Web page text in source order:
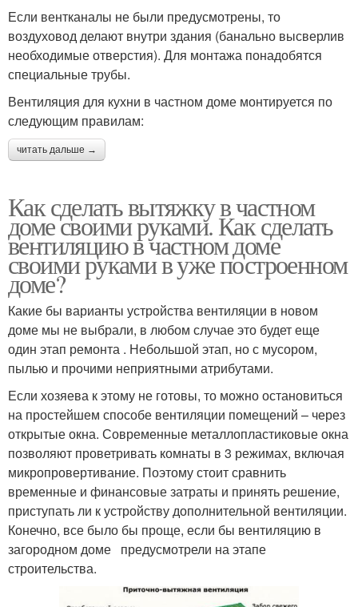
Если вентканалы не были предусмотрены, то
воздуховод делают внутри здания (банально высверлив
необходимые отверстия). Для монтажа понадобятся
специальные трубы.
Вентиляция для кухни в частном доме монтируется по
следующим правилам:
читать дальше →
Как сделать вытяжку в частном
доме своими руками. Как сделать
вентиляцию в частном доме
своими руками в уже построенном
доме?
Какие бы варианты устройства вентиляции в новом
доме мы не выбрали, в любом случае это будет еще
один этап ремонта . Небольшой этап, но с мусором,
пылью и прочими неприятными атрибутами.
Если хозяева к этому не готовы, то можно остановиться
на простейшем способе вентиляции помещений – через
открытые окна. Современные металлопластиковые окна
позволяют проветривать комнаты в 3 режимах, включая
микропровертивание. Поэтому стоит сравнить
временные и финансовые затраты и принять решение,
приступать ли к устройству дополнительной вентиляции.
Конечно, все было бы проще, если бы вентиляцию в
загородном доме предусмотрели на этапе
строительства.